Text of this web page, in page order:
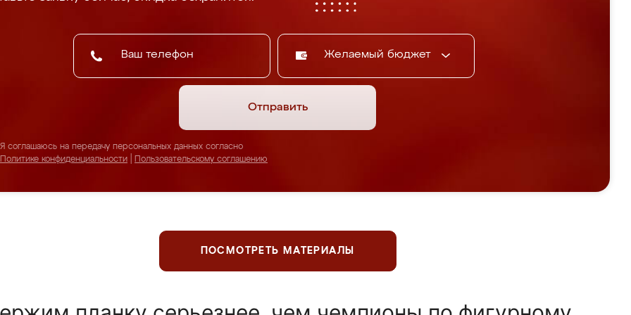
Желаемый бюджет
Отправить
Я соглашаюсь на передачу персональных данных согласно
Политике конфиденциальности
Пользовательскому соглашению
ПОСМОТРЕТЬ МАТЕРИАЛЫ